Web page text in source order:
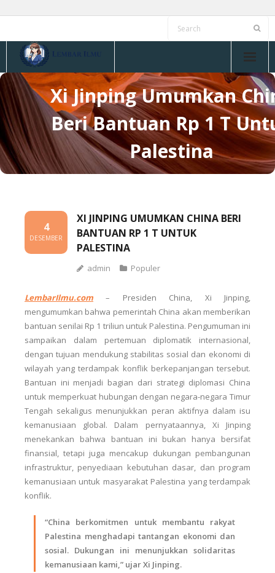
content
Xi Jinping Umumkan
Beri Bantuan Rp 1 T
Palestina
XI JINPING UMUMKAN CHINA BERI
BANTUAN RP 1 T UNTUK
PALESTINA
4
DESEMBER
admin Populer
LembarIlmu.com – Presiden China, Xi Jinping,
mengumumkan bahwa pemerintah China akan memberikan
bantuan senilai Rp 1 triliun untuk Palestina. Pengumuman ini
sampaikan dalam pertemuan diplomatik internasional,
dengan tujuan mendukung stabilitas sosial dan ekonomi di
wilayah yang terdampak konflik berkepanjangan tersebut.
Bantuan ini menjadi bagian dari strategi diplomasi China
untuk memperkuat hubungan dengan negara-negara Timur
Tengah sekaligus menunjukkan peran aktifnya dalam isu
kemanusiaan global. Dalam pernyataannya, Xi Jinping
menekankan bahwa bantuan ini bukan hanya bersifat
finansial, tetapi juga mencakup dukungan pembangunan
infrastruktur, penyediaan kebutuhan dasar, dan program
kemanusiaan untuk masyarakat Palestina yang terdampak
konflik.
“China berkomitmen untuk membantu rakyat
Palestina menghadapi tantangan ekonomi dan
sosial. Dukungan ini menunjukkan solidaritas
kemanusiaan kami,” ujar Xi Jinping.